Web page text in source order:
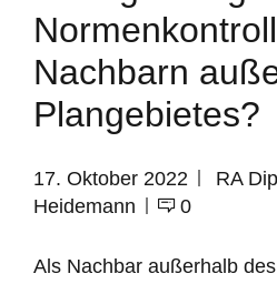
Nachbarn
Plangebietes?
17. Oktober 2022
RA
Heidemann
0
Als Nachbar außerhalb